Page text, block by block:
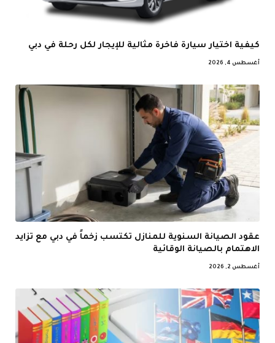
كيفية اختيار سيارة فاخرة مثالية للإيجار لكل رحلة في دبي
أغسطس 4, 2026
عقود الصيانة السنوية للمنازل تكتسب زخماً في دبي مع تزايد
الاهتمام بالصيانة الوقائية
أغسطس 2, 2026